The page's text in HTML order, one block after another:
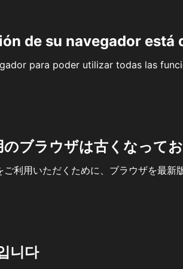
de su navegador está
para poder utilizar todas las
ブラウザは古くなって
利用いただくために、ブラウザを最新
니다